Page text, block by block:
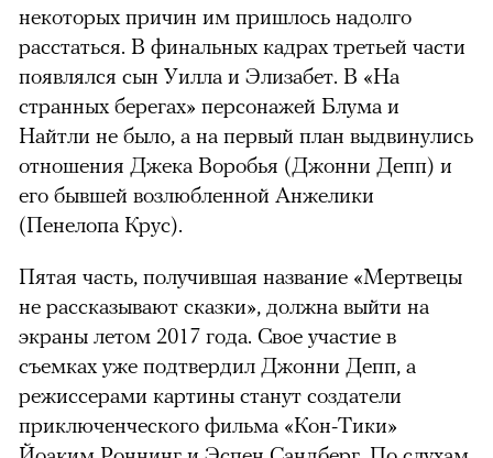
некоторых причин им пришлось надолго
расстаться. В финальных кадрах третьей части
появлялся сын Уилла и Элизабет. В «На
странных берегах» персонажей Блума и
Найтли не было, а на первый план выдвинулись
отношения Джека Воробья (Джонни Депп) и
его бывшей возлюбленной Анжелики
(Пенелопа Крус).
Пятая часть, получившая название «Мертвецы
не рассказывают сказки», должна выйти на
экраны летом 2017 года. Свое участие в
съемках уже подтвердил Джонни Депп, а
режиссерами картины станут создатели
приключенческого фильма «Кон-Тики»